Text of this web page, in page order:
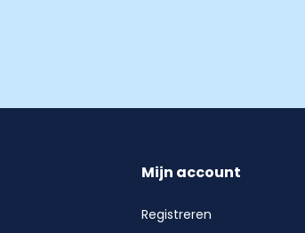
Mijn account
Registreren